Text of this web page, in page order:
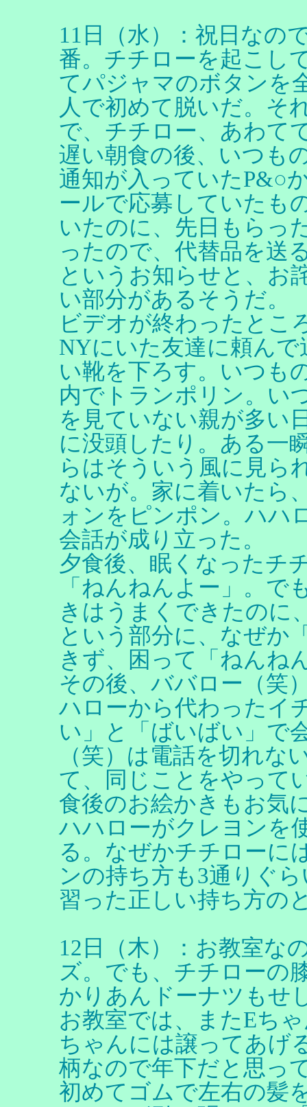
11日（水）：祝日なの
番。チチローを起こし
てパジャマのボタンを
人で初めて脱いだ。そ
で、チチロー、あわて
遅い朝食の後、いつも
通知が入っていたP&○
ールで応募していたも
いたのに、先日もらっ
ったので、代替品を送
というお知らせと、お
い部分があるそうだ。
ビデオが終わったとこ
NYにいた友達に頼ん
い靴を下ろす。いつも
内でトランポリン。い
を見ていない親が多い
に没頭したり。ある一
らはそういう風に見ら
ないが。家に着いたら
ォンをピンポン。ハハ
会話が成り立った。
夕食後、眠くなったチ
「ねんねんよー」。で
きはうまくできたのに
という部分に、なぜか
きず、困って「ねんね
その後、ババロー（笑
ハローから代わったイ
い」と「ばいばい」で
（笑）は電話を切れな
て、同じことをやって
食後のお絵かきもお気
ハハローがクレヨンを
る。なぜかチチローに
ンの持ち方も3通りぐ
習った正しい持ち方の
12日（木）：お教室な
ズ。でも、チチローの
かりあんドーナツもせ
お教室では、またEち
ちゃんには譲ってあげ
柄なので年下だと思っ
初めてゴムで左右の髪